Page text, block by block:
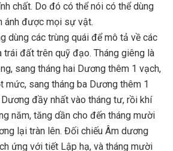
chất. Do đó có thể nói có thể dùng
ánh được mọi sự vật.
dùng các trùng quái để mô tả về các
trái đất trên quỹ đạo. Tháng giêng là
sang tháng hai Dương thêm 1 vạch,
mức, sang tháng ba Dương thêm 1
đầy nhất vào tháng tư, rồi khí
năm, tăng dần cho đến tháng mười
lại tràn lên. Đối chiếu Âm dương
ứng với tiết Lập hạ, và tháng mười